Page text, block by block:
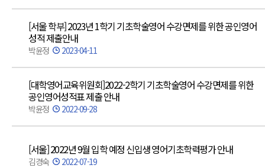
[서울 학부] 2023년 1학기 기초학술영어 수강면제를 위한 공인영어
성적 제출안내
박윤정 2023-04-11
[대학영어교육위원회]2022-2학기 기초학술영어 수강면제를 위한
공인영어성적표 제출 안내
박윤정 2022-09-28
[서울] 2022년 9월 입학 예정 신입생 영어기초학력평가 안내
김경숙 2022-07-19